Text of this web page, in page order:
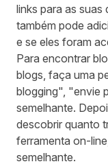
links para as
também pode
e se eles foram
Para encontrar
blogs, faça uma
blogging", "envie
semelhante.
descobrir quanto
ferramenta on-
semelhante.